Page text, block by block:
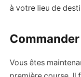
à votre lieu de
Vous êtes